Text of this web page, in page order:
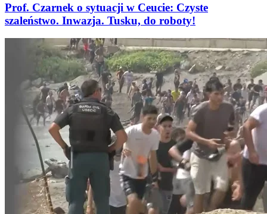
Prof. Czarnek o sytuacji w Ceucie: Czyste
szaleństwo. Inwazja. Tusku, do roboty!